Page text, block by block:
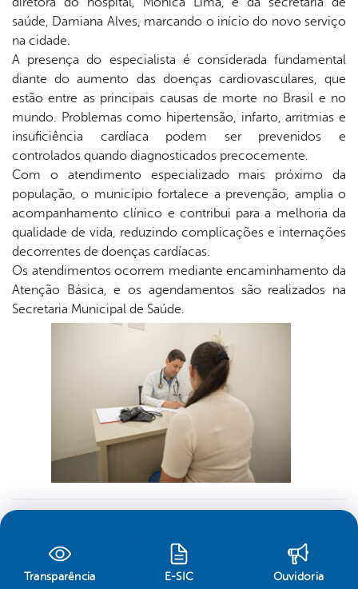
saúde, Damiana Alves, marcando o início do novo serviço
na cidade.
A presença do especialista é considerada fundamental
diante do aumento das doenças cardiovasculares, que
estão entre as principais causas de morte no Brasil e no
mundo. Problemas como hipertensão, infarto, arritmias e
insuficiência cardíaca podem ser prevenidos e
controlados quando diagnosticados precocemente.
Com o atendimento especializado mais próximo da
população, o município fortalece a prevenção, amplia o
acompanhamento clínico e contribui para a melhoria da
qualidade de vida, reduzindo complicações e internações
decorrentes de doenças cardíacas.
Os atendimentos ocorrem mediante encaminhamento da
Atenção Básica, e os agendamentos são realizados na
Secretaria Municipal de Saúde.
Transparência E-SIC Ouvidoria